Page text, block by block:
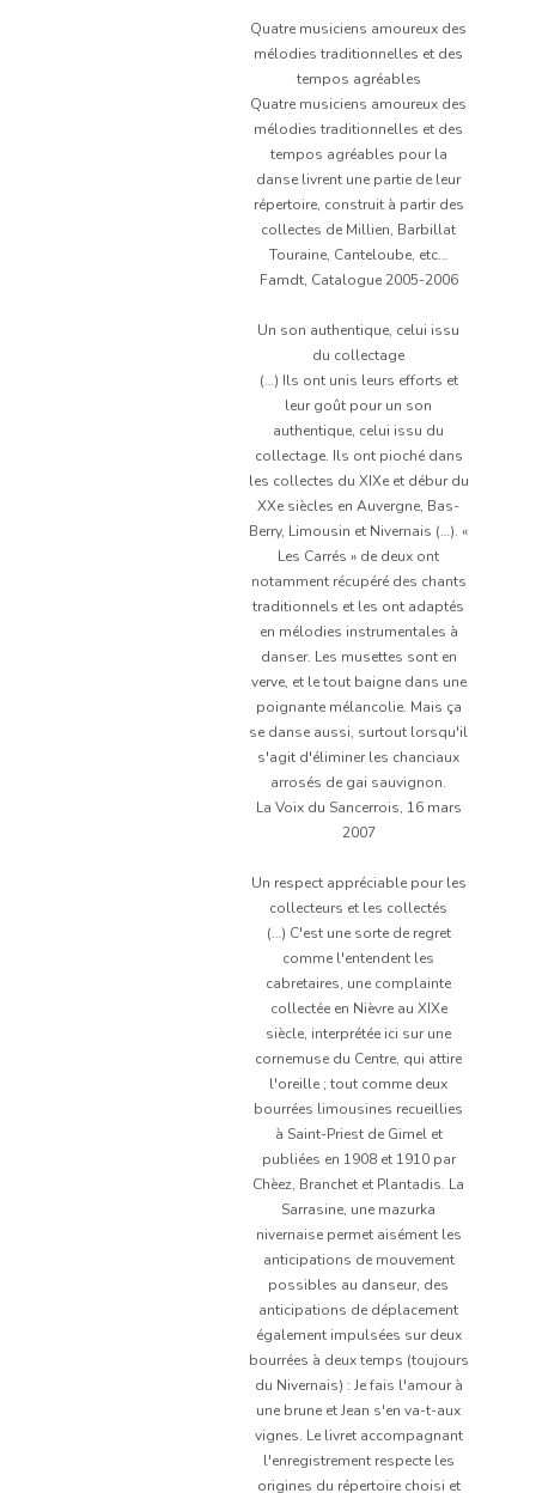
Quatre musiciens amoureux des
mélodies traditionnelles et des
tempos agréables
Quatre musiciens amoureux des
mélodies traditionnelles et des
tempos agréables pour la
danse livrent une partie de leur
répertoire, construit à partir des
collectes de Millien, Barbillat
Touraine, Canteloube, etc…
Famdt, Catalogue 2005-2006
Un son authentique, celui issu
du collectage
(…) Ils ont unis leurs efforts et
leur goût pour un son
authentique, celui issu du
collectage. Ils ont pioché dans
les collectes du XIXe et débur du
XXe siècles en Auvergne, Bas-
Berry, Limousin et Nivernais (…). «
Les Carrés » de deux ont
notamment récupéré des chants
traditionnels et les ont adaptés
en mélodies instrumentales à
danser. Les musettes sont en
verve, et le tout baigne dans une
poignante mélancolie. Mais ça
se danse aussi, surtout lorsqu'il
s'agit d'éliminer les chanciaux
arrosés de gai sauvignon.
La Voix du Sancerrois, 16 mars
2007
Un respect appréciable pour les
collecteurs et les collectés
(…) C'est une sorte de regret
comme l'entendent les
cabretaires, une complainte
collectée en Nièvre au XIXe
siècle, interprétée ici sur une
cornemuse du Centre, qui attire
l'oreille ; tout comme deux
bourrées limousines recueillies
à Saint-Priest de Gimel et
publiées en 1908 et 1910 par
Chèez, Branchet et Plantadis. La
Sarrasine, une mazurka
nivernaise permet aisément les
anticipations de mouvement
possibles au danseur, des
anticipations de déplacement
également impulsées sur deux
bourrées à deux temps (toujours
du Nivernais) : Je fais l'amour à
une brune et Jean s'en va-t-aux
vignes. Le livret accompagnant
l'enregistrement respecte les
origines du répertoire choisi et